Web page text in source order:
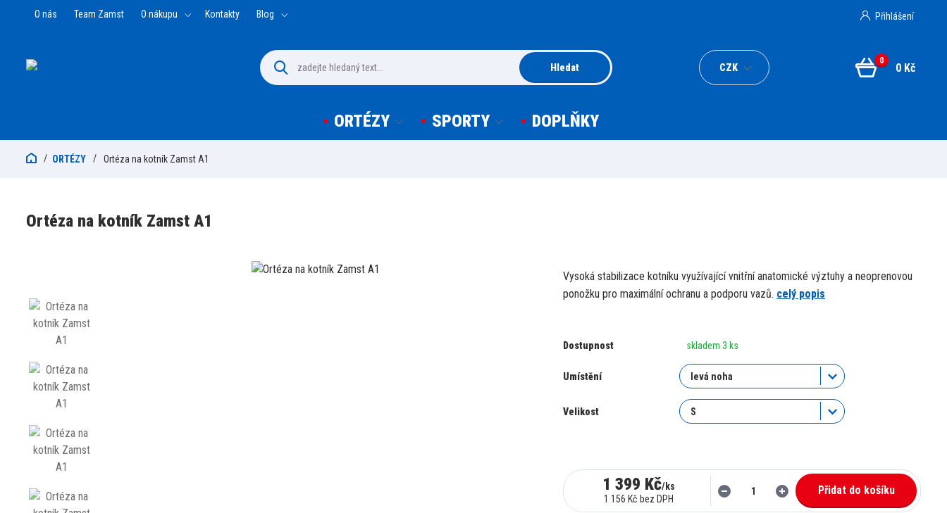
O nás Team Zamst O nákupu Kontakty Blog
CZK
Přihlášení
Hledat
0
0 Kč
ORTÉZY SPORTY DOPLŇKY
ORTÉZY Ortéza na kotník Zamst A1
Ortéza na kotník Zamst A1
Vysoká stabilizace kotníku využívající vnitřní anatomické výztuhy a neoprenovou
ponožku pro maximální ochranu a podporu vazů. celý popis
Dostupnost skladem 3 ks
Umístění
Velikost
1 399 Kč/ks
1 156 Kč bez DPH
Přidat do košíku